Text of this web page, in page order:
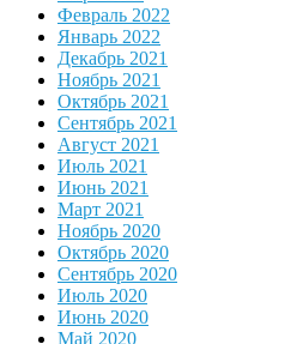
Февраль 2022
Январь 2022
Декабрь 2021
Ноябрь 2021
Октябрь 2021
Сентябрь 2021
Август 2021
Июль 2021
Июнь 2021
Март 2021
Ноябрь 2020
Октябрь 2020
Сентябрь 2020
Июль 2020
Июнь 2020
Май 2020